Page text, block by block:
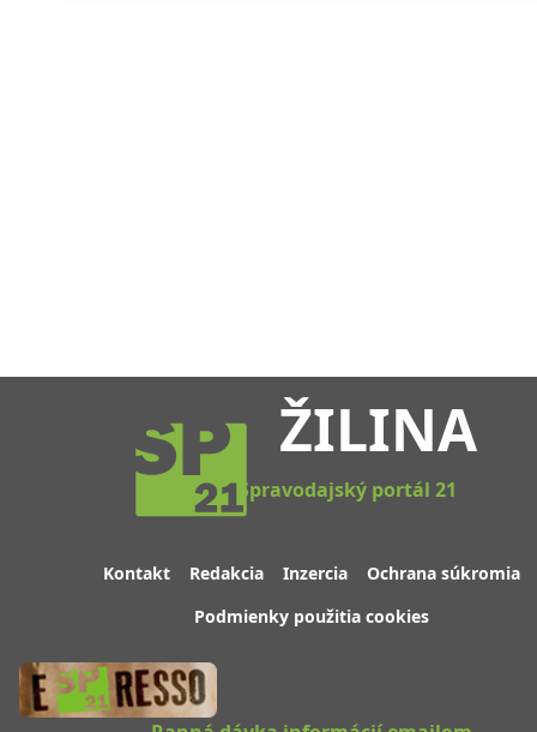
ŽILINA
Spravodajský portál 21
Kontakt Redakcia Inzercia
Ochrana súkromia
Podmienky použitia cookies